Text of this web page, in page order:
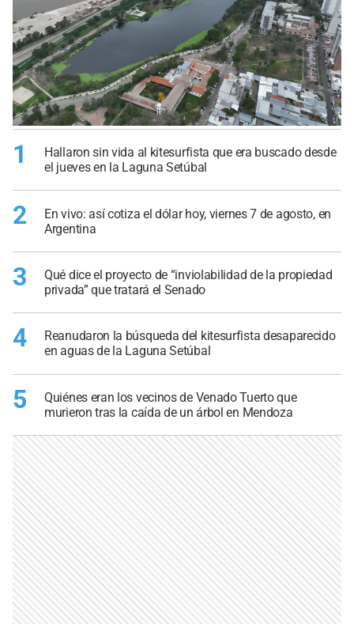
1
Hallaron sin vida al kitesurfista que era buscado desde
el jueves en la Laguna Setúbal
2
En vivo: así cotiza el dólar hoy, viernes 7 de agosto, en
Argentina
3
Qué dice el proyecto de “inviolabilidad de la propiedad
privada” que tratará el Senado
4
Reanudaron la búsqueda del kitesurfista desaparecido
en aguas de la Laguna Setúbal
5
Quiénes eran los vecinos de Venado Tuerto que
murieron tras la caída de un árbol en Mendoza